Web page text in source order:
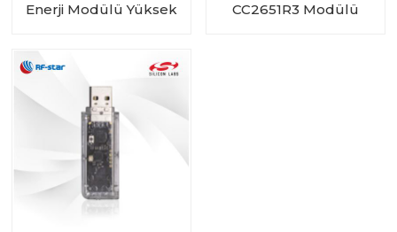
Enerji Modülü Yüksek
CC2651R3 Modülü